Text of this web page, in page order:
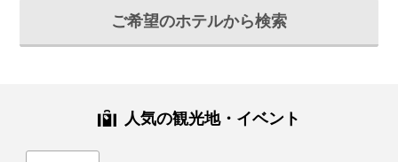
ご希望のホテルから検索
人気の観光地・イベント